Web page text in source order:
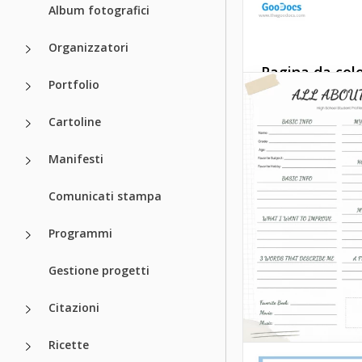
Album fotografici
Organizzatori
Portfolio
Cartoline
Manifesti
Comunicati stampa
Programmi
Gestione progetti
Citazioni
Ricette
Pagina da
scheda di
Ci sono molti fogli
disponibili sul
web. Se vuoi
insegnare ai tuoi
qualcosa di
una scelta
Google Docs